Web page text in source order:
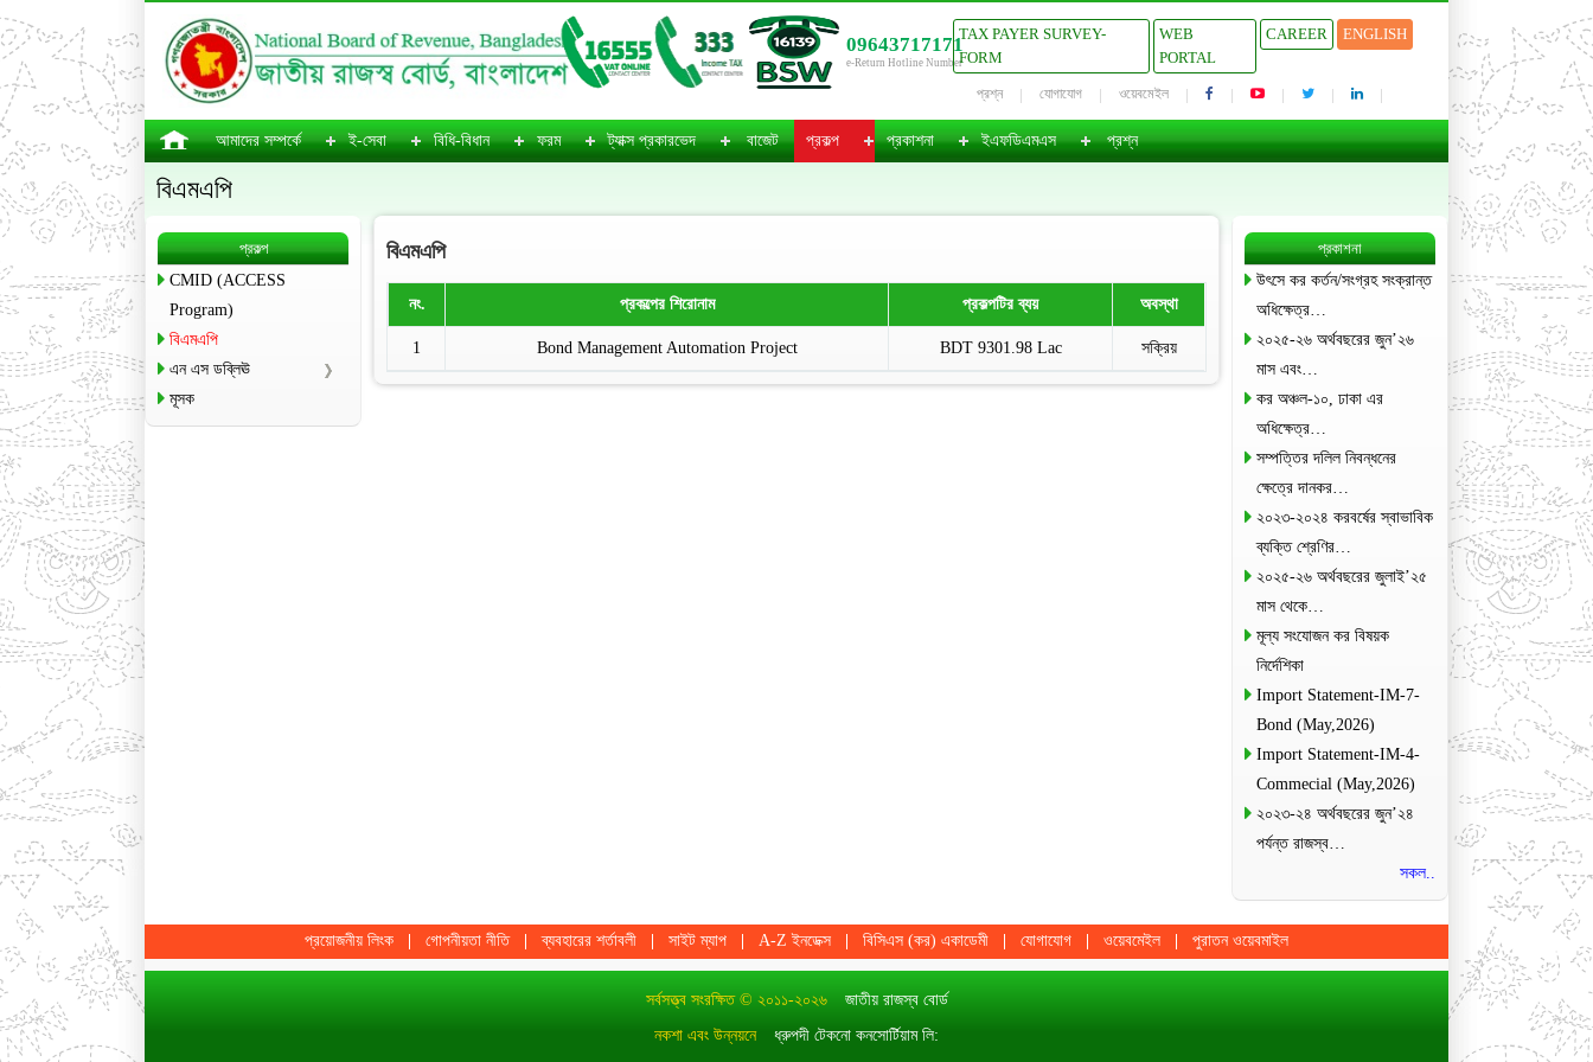
09643717171
e-Return Hotline Number
TAX PAYER SURVEY-
FORM
WEB
PORTAL
CAREER ENGLISH
প্রশ্ন যোগাযোগ ওয়েবমেইল
আমাদের সম্পর্কে ই-সেবা বিধি-বিধান ফরম ট্যাক্স প্রকারভেদ বাজেট প্রকল্প প্রকাশনা ইএফডিএমএস প্রশ্ন
বিএমএপি
প্রকল্প
CMID (ACCESS
Program)
বিএমএপি
এন এস ডব্লিঊ
মূসক
বিএমএপি
নং. প্রকল্পের শিরোনাম প্রকল্পটির ব্যয় অবস্থা
1 Bond Management Automation Project BDT 9301.98 Lac সক্রিয়
প্রকাশনা
উৎসে কর কর্তন/সংগ্রহ সংক্রান্ত
অধিক্ষেত্র…
২০২৫-২৬ অর্থবছরের জুন’২৬
মাস এবং…
কর অঞ্চল-১০, ঢাকা এর
অধিক্ষেত্র…
সম্পত্তির দলিল নিবন্ধনের
ক্ষেত্রে দানকর…
২০২৩-২০২৪ করবর্ষের স্বাভাবিক
ব্যক্তি শ্রেণির…
২০২৫-২৬ অর্থবছরের জুলাই’২৫
মাস থেকে…
মূল্য সংযোজন কর বিষয়ক
নির্দেশিকা
Import Statement-IM-7-
Bond (May,2026)
Import Statement-IM-4-
Commecial (May,2026)
২০২৩-২৪ অর্থবছরের জুন’২৪
পর্যন্ত রাজস্ব…
সকল..
প্রয়োজনীয় লিংক গোপনীয়তা নীতি ব্যবহারের শর্তাবলী সাইট ম্যাপ A-Z ইনডেক্স বিসিএস (কর) একাডেমী যোগাযোগ ওয়েবমেইল পুরাতন ওয়েবমাইল
সর্বসত্ত্ব সংরক্ষিত © ২০১১-২০২৬ জাতীয় রাজস্ব বোর্ড
নকশা এবং উন্নয়নে ধ্রুপদী টেকনো কনসোর্টিয়াম লি: